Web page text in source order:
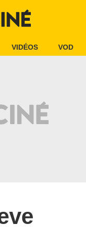
VIDÉOS VOD